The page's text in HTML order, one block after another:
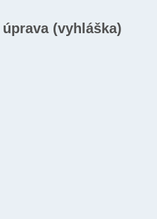
(vyhláška)